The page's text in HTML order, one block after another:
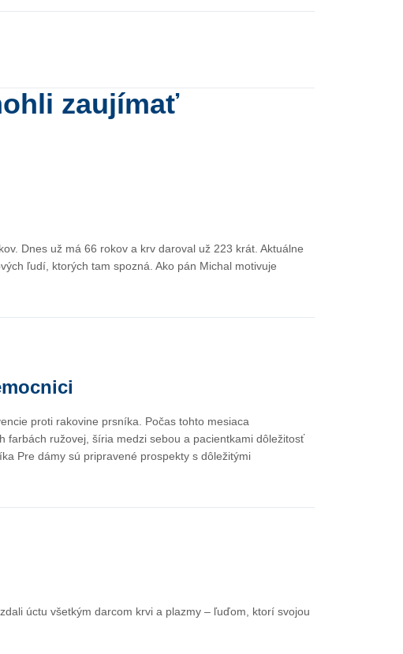
zaujímať
Dnes už má 66 rokov a krv daroval už 223 krát. Aktuálne
ľudí, ktorých tam spozná. Ako pán Michal motivuje
proti rakovine prsníka. Počas tohto mesiaca
farbách ružovej, šíria medzi sebou a pacientkami dôležitosť
Pre dámy sú pripravené prospekty s dôležitými
úctu všetkým darcom krvi a plazmy – ľuďom, ktorí svojou